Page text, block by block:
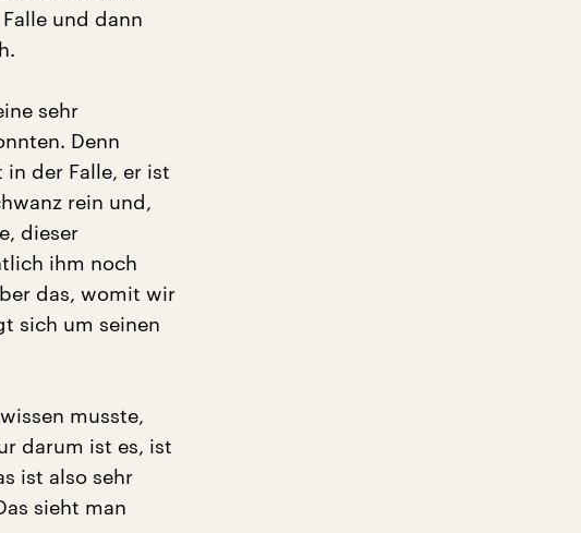
und dann
sehr
Denn
der Falle, er ist
rein und,
dieser
ihm noch
das, womit wir
sich um seinen
musste,
darum ist es, ist
ist also sehr
sieht man